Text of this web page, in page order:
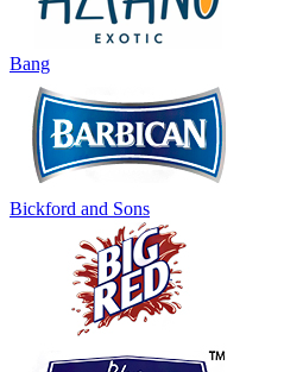
Bang
Bickford and Sons